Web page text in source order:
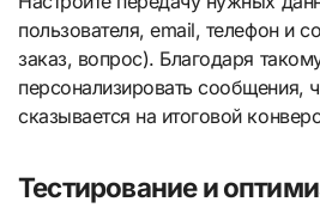
пользователя, email, телефон и
заказ, вопрос). Благодаря
персонализировать сообщения,
сказывается на итоговой
Тестирование и